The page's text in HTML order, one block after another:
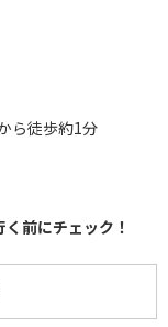
ら徒歩約1分
前にチェック！